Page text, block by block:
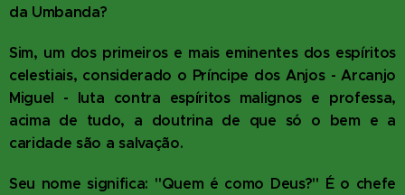
da Umbanda?
Sim, um dos primeiros e mais eminentes dos espíritos
celestiais, considerado o Príncipe dos Anjos - Arcanjo
Miguel - luta contra espíritos malignos e professa,
acima de tudo, a doutrina de que só o bem e a
caridade são a salvação.
Seu nome significa: "Quem é como Deus?" É o chefe